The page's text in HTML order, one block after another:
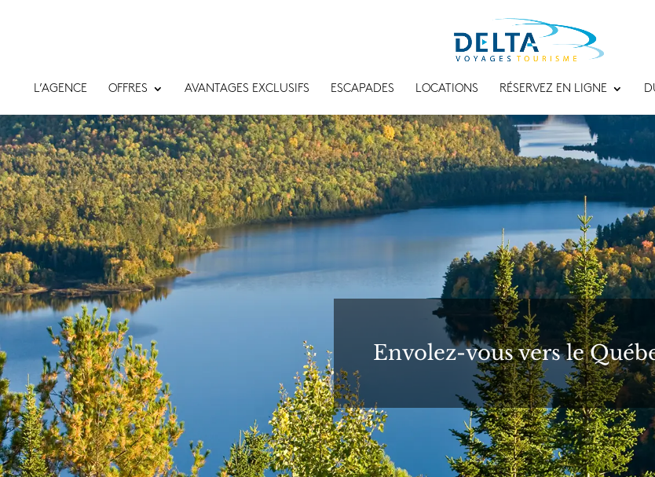
L’AGENCE OFFRES AVANTAGES EXCLUSIFS ESCAPADES LOCATIONS RÉSERVEZ EN LIGNE
Envolez-vous vers le